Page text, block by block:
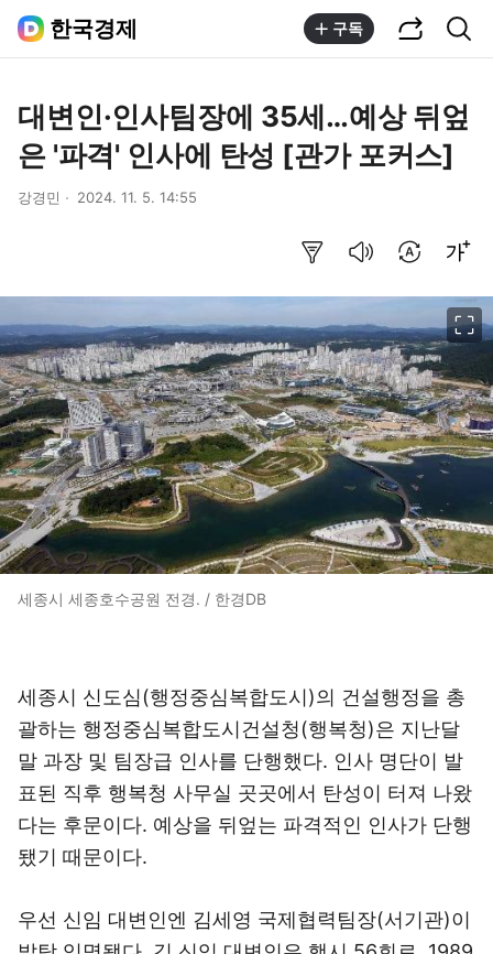
한국경제 구독
대변인·인사팀장에 35세…예상 뒤엎
은 '파격' 인사에 탄성 [관가 포커스]
강경민 2024. 11. 5. 14:55
세종시 세종호수공원 전경. / 한경DB
세종시 신도심(행정중심복합도시)의 건설행정을 총
괄하는 행정중심복합도시건설청(행복청)은 지난달
말 과장 및 팀장급 인사를 단행했다. 인사 명단이 발
표된 직후 행복청 사무실 곳곳에서 탄성이 터져 나왔
다는 후문이다. 예상을 뒤엎는 파격적인 인사가 단행
됐기 때문이다.
우선 신임 대변인엔 김세영 국제협력팀장(서기관)이